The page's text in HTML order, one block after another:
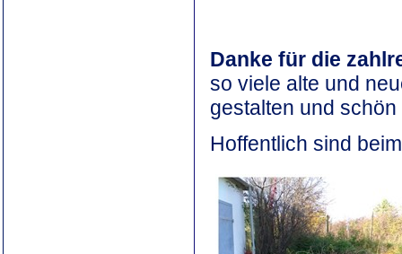
Danke für die
so viele alte und
gestalten und
Hoffentlich sind